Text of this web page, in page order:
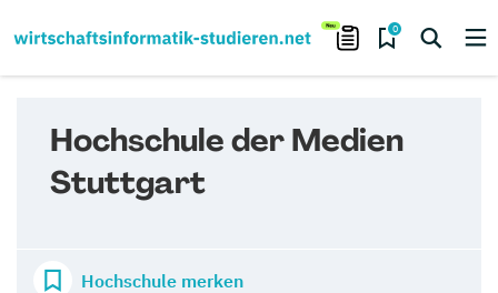
0
Hochschule der Medien
Stuttgart
Hochschule merken